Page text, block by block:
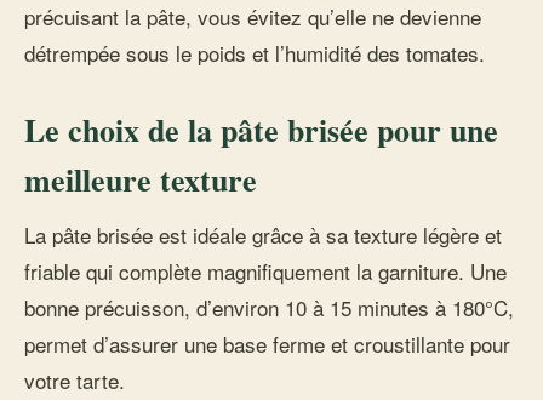
précuisant la pâte, vous évitez qu’elle ne devienne
détrempée sous le poids et l’humidité des tomates.
Le choix de la pâte brisée pour une
meilleure texture
La pâte brisée est idéale grâce à sa texture légère et
friable qui complète magnifiquement la garniture. Une
bonne précuisson, d’environ 10 à 15 minutes à 180°C,
permet d’assurer une base ferme et croustillante pour
votre tarte.